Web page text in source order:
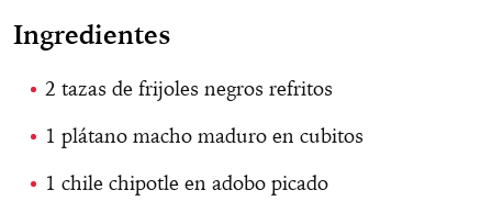
Ingredientes
2 tazas de frijoles negros refritos
1 plátano macho maduro en cubitos
1 chile chipotle en adobo picado